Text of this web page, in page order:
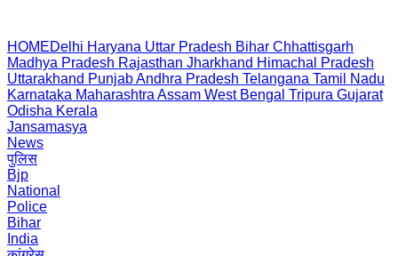
HOMEDelhi Haryana Uttar Pradesh Bihar Chhattisgarh
Madhya Pradesh Rajasthan Jharkhand Himachal Pradesh
Uttarakhand PunjabAndhra Pradesh Telangana Tamil Nadu
Karnataka Maharashtra Assam West Bengal Tripura Gujarat
Odisha Kerala
Jansamasya
News
पुलिस
Bjp
National
Police
Bihar
India